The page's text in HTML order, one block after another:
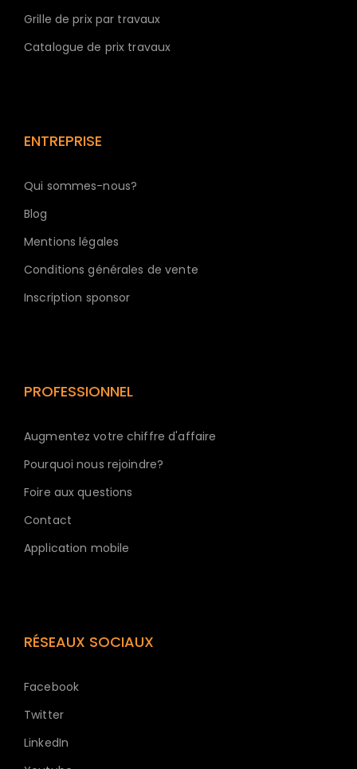
Grille de prix par travaux
Catalogue de prix travaux
ENTREPRISE
Qui sommes-nous?
Blog
Mentions légales
Conditions générales de vente
Inscription sponsor
PROFESSIONNEL
Augmentez votre chiffre d'affaire
Pourquoi nous rejoindre?
Foire aux questions
Contact
Application mobile
RÉSEAUX SOCIAUX
Facebook
Twitter
LinkedIn